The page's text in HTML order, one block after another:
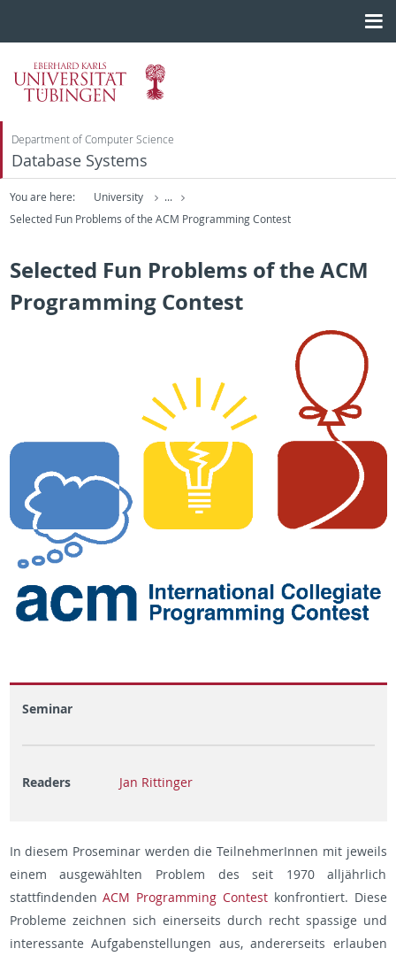
Department of Computer Science
Database Systems
You are here: University
...
Selected Fun Problems of the ACM Programming Contest
Selected Fun Problems of the ACM
Programming Contest
Seminar
Readers Jan Rittinger
In diesem Proseminar werden die TeilnehmerInnen mit jeweils
einem ausgewählten Problem des seit 1970 alljährlich
stattfindendenACM Programming Contestkonfrontiert. Diese
Probleme zeichnen sich einerseits durch recht spassige und
interessante Aufgabenstellungen aus, andererseits erlauben